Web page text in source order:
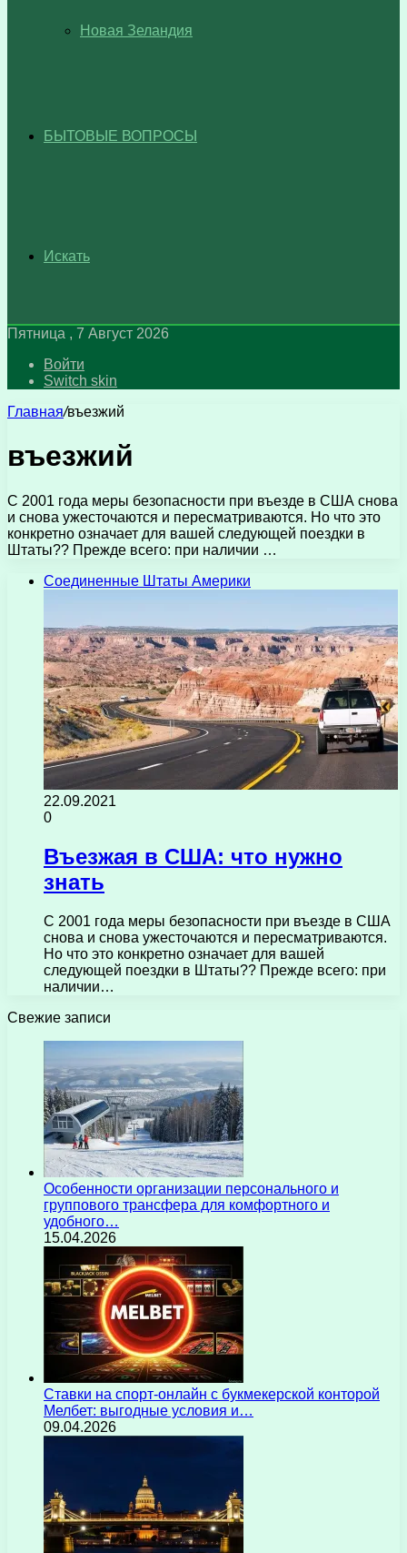
Новая Зеландия
БЫТОВЫЕ ВОПРОСЫ
Искать
Пятница , 7 Август 2026
Войти
Switch skin
Главная/въезжий
въезжий
С 2001 года меры безопасности при въезде в США снова
и снова ужесточаются и пересматриваются. Но что это
конкретно означает для вашей следующей поездки в
Штаты?? Прежде всего: при наличии …
Соединенные Штаты Америки
22.09.2021
0
Въезжая в США: что нужно
знать
С 2001 года меры безопасности при въезде в США
снова и снова ужесточаются и пересматриваются.
Но что это конкретно означает для вашей
следующей поездки в Штаты?? Прежде всего: при
наличии…
Свежие записи
Особенности организации персонального и
группового трансфера для комфортного и
удобного…
15.04.2026
Ставки на спорт-онлайн с букмекерской конторой
Мелбет: выгодные условия и…
09.04.2026